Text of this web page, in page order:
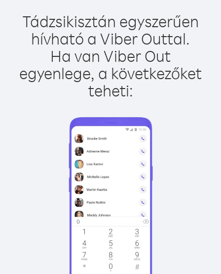
Tádzsikisztán egyszerűen
hívható a Viber Outtal.
Ha van Viber Out
egyenlege, a következőket
teheti: